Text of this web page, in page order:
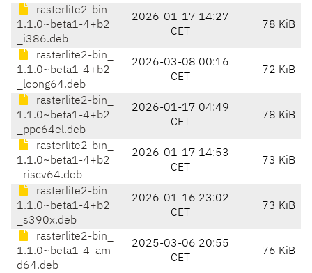
rasterlite2-bin_
1.1.0~beta1-4+b2
_i386.deb
2026-01-17 14:27
CET
78 KiB
rasterlite2-bin_
1.1.0~beta1-4+b2
_loong64.deb
2026-03-08 00:16
CET
72 KiB
rasterlite2-bin_
1.1.0~beta1-4+b2
_ppc64el.deb
2026-01-17 04:49
CET
78 KiB
rasterlite2-bin_
1.1.0~beta1-4+b2
_riscv64.deb
2026-01-17 14:53
CET
73 KiB
rasterlite2-bin_
1.1.0~beta1-4+b2
_s390x.deb
2026-01-16 23:02
CET
73 KiB
rasterlite2-bin_
1.1.0~beta1-4_am
d64.deb
2025-03-06 20:55
CET
76 KiB